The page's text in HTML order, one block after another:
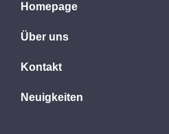
Homepage
Über uns
Kontakt
Neuigkeiten